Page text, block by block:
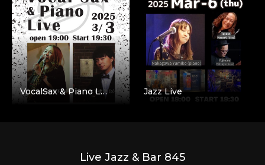
VocalSax & Piano L… Jazz Live
Live Jazz & Bar 845